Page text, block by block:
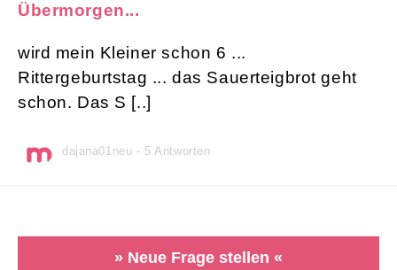
Übermorgen...
wird mein Kleiner schon 6 ...
Rittergeburtstag ... das Sauerteigbrot geht
schon. Das S [..]
dajana01neu - 5 Antworten
» Neue Frage stellen «